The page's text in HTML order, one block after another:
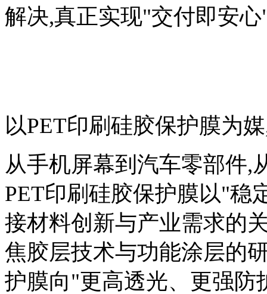
解决,真正实现"交付即安心
以PET印刷硅胶保护膜为
从手机屏幕到汽车零部件,
PET印刷硅胶保护膜以"稳
接材料创新与产业需求的
焦胶层技术与功能涂层的
护膜向"更高透光、更强防